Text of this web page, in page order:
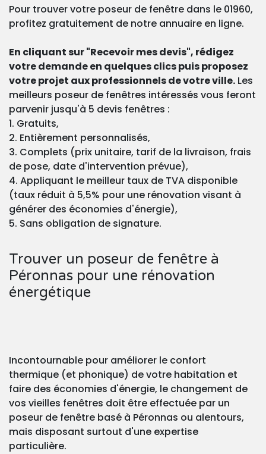
Pour trouver votre poseur de fenêtre dans le 01960,
profitez gratuitement de notre annuaire en ligne.
En cliquant sur "Recevoir mes devis", rédigez
votre demande en quelques clics puis proposez
votre projet aux professionnels de votre ville. Les
meilleurs poseur de fenêtres intéressés vous feront
parvenir jusqu'à 5 devis fenêtres :
1. Gratuits,
2. Entièrement personnalisés,
3. Complets (prix unitaire, tarif de la livraison, frais
de pose, date d'intervention prévue),
4. Appliquant le meilleur taux de TVA disponible
(taux réduit à 5,5% pour une rénovation visant à
générer des économies d'énergie),
5. Sans obligation de signature.
Trouver un poseur de fenêtre à
Péronnas pour une rénovation
énergétique
Incontournable pour améliorer le confort
thermique (et phonique) de votre habitation et
faire des économies d'énergie, le changement de
vos vieilles fenêtres doit être effectuée par un
poseur de fenêtre basé à Péronnas ou alentours,
mais disposant surtout d'une expertise
particulière.